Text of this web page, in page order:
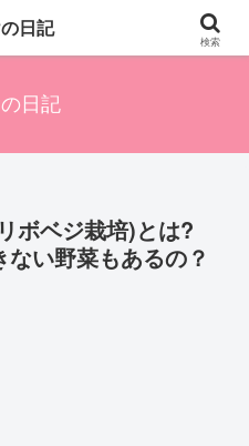
。興味のあることアレやコレ、色々
ます。
日記
ボベジ栽培)とは?
い野菜もあるの？
日記
検索